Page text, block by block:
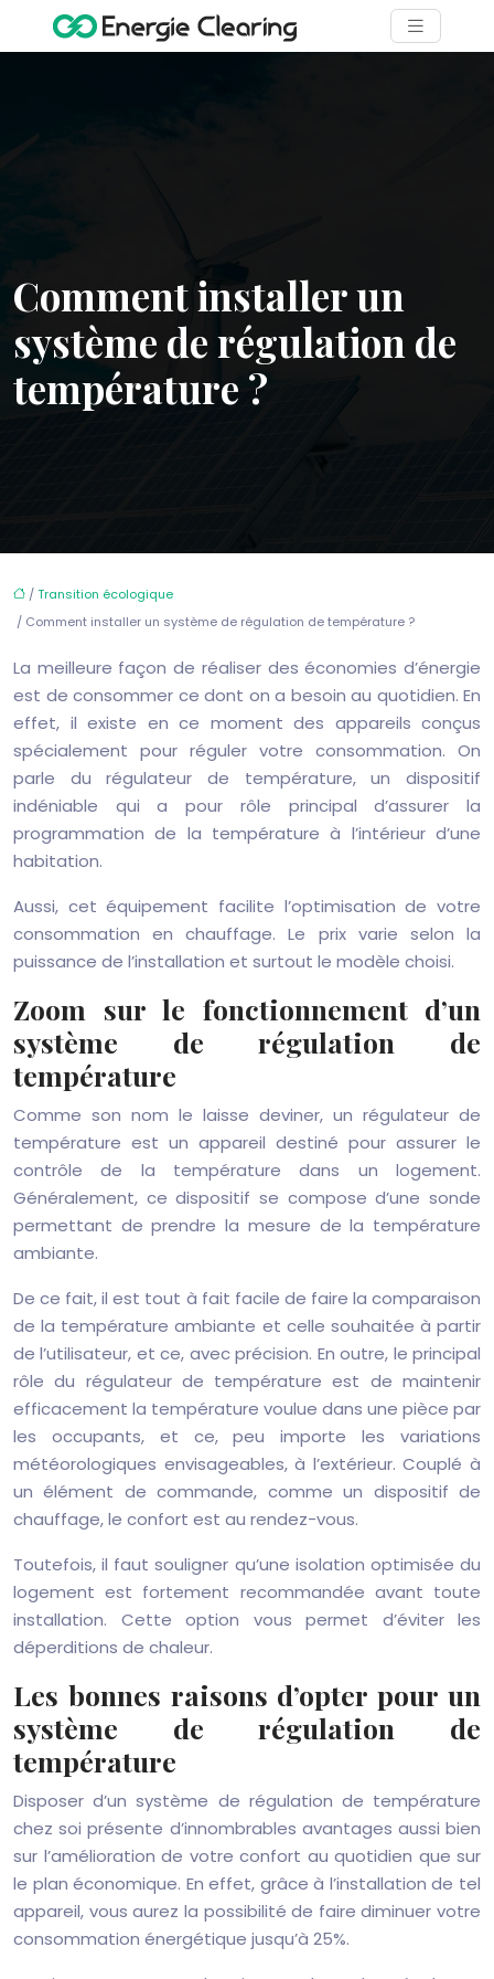
Comment installer un
système de régulation de
température ?
/Transition écologique
/ Comment installer un système de régulation de température ?
La meilleure façon de réaliser des économies d’énergie
est de consommer ce dont on a besoin au quotidien. En
effet, il existe en ce moment des appareils conçus
spécialement pour réguler votre consommation. On
parle du régulateur de température, un dispositif
indéniable qui a pour rôle principal d’assurer la
programmation de la température à l’intérieur d’une
habitation.
Aussi, cet équipement facilite l’optimisation de votre
consommation en chauffage. Le prix varie selon la
puissance de l’installation et surtout le modèle choisi.
Zoom sur le fonctionnement d’un
système de régulation de
température
Comme son nom le laisse deviner, un régulateur de
température est un appareil destiné pour assurer le
contrôle de la température dans un logement.
Généralement, ce dispositif se compose d’une sonde
permettant de prendre la mesure de la température
ambiante.
De ce fait, il est tout à fait facile de faire la comparaison
de la température ambiante et celle souhaitée à partir
de l’utilisateur, et ce, avec précision. En outre, le principal
rôle du régulateur de température est de maintenir
efficacement la température voulue dans une pièce par
les occupants, et ce, peu importe les variations
météorologiques envisageables, à l’extérieur. Couplé à
un élément de commande, comme un dispositif de
chauffage, le confort est au rendez-vous.
Toutefois, il faut souligner qu’une isolation optimisée du
logement est fortement recommandée avant toute
installation. Cette option vous permet d’éviter les
déperditions de chaleur.
Les bonnes raisons d’opter pour un
système de régulation de
température
Disposer d’un système de régulation de température
chez soi présente d’innombrables avantages aussi bien
sur l’amélioration de votre confort au quotidien que sur
le plan économique. En effet, grâce à l’installation de tel
appareil, vous aurez la possibilité de faire diminuer votre
consommation énergétique jusqu’à 25%.